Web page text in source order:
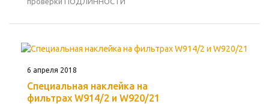
6 апреля 2018
Специальная наклейка на
фильтрах W914/2 и W920/21